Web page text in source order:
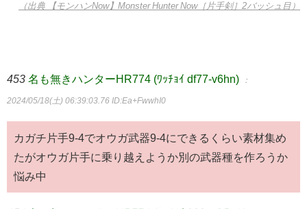
（出典 【モンハンNow】Monster Hunter Now［片手剣］2バッシュ目）
453 名も無きハンターHR774 (ﾜｯﾁｮｲ df77-v6hn) ：
2024/05/18(土) 06:39:03.76 ID:Ea+FwwhI0
カガチ片手9-4でオウガ武器9-4にできるくらい素材集め
たがオウガ片手に乗り越えようか別の武器種を作ろうか
悩み中